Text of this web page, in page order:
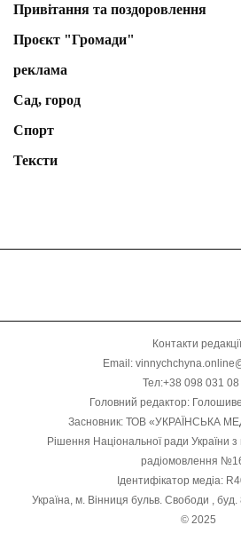
Привітання та поздоровлення
Проєкт "Громади"
реклама
Сад, город
Спорт
Тексти
Контакти
Email:
Тел:+38 098 031 08
Головний редактор:
Засновник: ТОВ «УКРАЇНСЬКА
Рішення Національної ради України
радіомовлення
Ідентифікатор медіа:
Україна, м. Вінниця бульв. Свободи ,
© 2025